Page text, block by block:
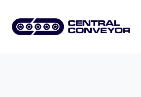
content